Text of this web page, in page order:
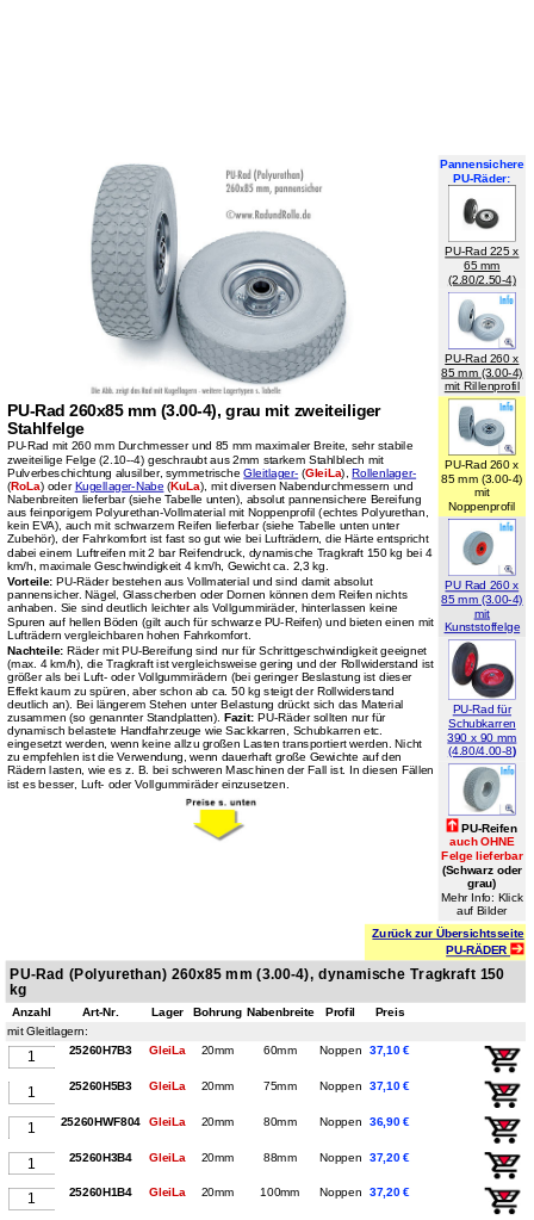
PU-Rad 260x85 mm (3.00-4), grau mit zweiteiliger
Stahlfelge
PU-Rad mit 260 mm Durchmesser und 85 mm maximaler Breite, sehr stabile
zweiteilige Felge (2.10--4) geschraubt aus 2mm starkem Stahlblech mit
Pulverbeschichtung alusilber, symmetrischeGleitlager- (GleiLa),Rollenlager-
(RoLa) oderKugellager-Nabe (KuLa), mit diversen Nabendurchmessern und
Nabenbreiten lieferbar (siehe Tabelle unten), absolut pannensichere Bereifung
aus feinporigem Polyurethan-Vollmaterial mit Noppenprofil (echtes Polyurethan,
kein EVA), auch mit schwarzem Reifen lieferbar (siehe Tabelle unten unter
Zubehör), der Fahrkomfort ist fast so gut wie bei Lufträdern, die Härte entspricht
dabei einem Luftreifen mit 2 bar Reifendruck, dynamische Tragkraft 150 kg bei 4
km/h, maximale Geschwindigkeit 4 km/h, Gewicht ca. 2,3 kg.
Vorteile: PU-Räder bestehen aus Vollmaterial und sind damit absolut
pannensicher. Nägel, Glasscherben oder Dornen können dem Reifen nichts
anhaben. Sie sind deutlich leichter als Vollgummiräder, hinterlassen keine
Spuren auf hellen Böden (gilt auch für schwarze PU-Reifen) und bieten einen mit
Lufträdern vergleichbaren hohen Fahrkomfort.
Nachteile: Räder mit PU-Bereifung sind nur für Schrittgeschwindigkeit geeignet
(max. 4 km/h), die Tragkraft ist vergleichsweise gering und der Rollwiderstand ist
größer als bei Luft- oder Vollgummirädern (bei geringer Beslastung ist dieser
Effekt kaum zu spüren, aber schon ab ca. 50 kg steigt der Rollwiderstand
deutlich an). Bei längerem Stehen unter Belastung drückt sich das Material
zusammen (so genannter Standplatten). Fazit: PU-Räder sollten nur für
dynamisch belastete Handfahrzeuge wie Sackkarren, Schubkarren etc.
eingesetzt werden, wenn keine allzu großen Lasten transportiert werden. Nicht
zu empfehlen ist die Verwendung, wenn dauerhaft große Gewichte auf den
Rädern lasten, wie es z. B. bei schweren Maschinen der Fall ist. In diesen Fällen
ist es besser, Luft- oder Vollgummiräder einzusetzen.
Pannensichere
PU-Räder:
PU-Rad 225 x
65 mm
(2.80/2.50-4)
PU-Rad 260 x
85 mm (3.00-4)
mit Rillenprofil
PU-Rad 260 x
85 mm (3.00-4)
mit
Noppenprofil
PU Rad 260 x
85 mm (3.00-4)
mit
Kunststoffelge
PU-Rad für
Schubkarren
390 x 90 mm
(4.80/4.00-8)
PU-Reifen
auch OHNE
Felge lieferbar
(Schwarz oder
grau)
Mehr Info: Klick
auf Bilder
Zurück zur Übersichtsseite
PU-RÄDER
PU-Rad (Polyurethan) 260x85 mm (3.00-4), dynamische Tragkraft 150
kg
Anzahl Art-Nr. Lager Bohrung Nabenbreite Profil
Preis
mit Gleitlagern:
25260H7B3
GleiLa 20mm 60mm Noppen 37,10 €
25260H5B3 GleiLa 20mm 75mm Noppen 37,10 €
25260HWF804 GleiLa 20mm 80mm Noppen 36,90 €
25260H3B4 GleiLa 20mm 88mm Noppen 37,20 €
25260H1B4 GleiLa 20mm 100mm Noppen 37,20 €